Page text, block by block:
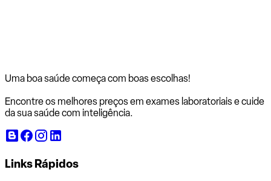
Uma boa saúde começa com boas escolhas!
Encontre os melhores preços em exames laboratoriais e cuide
da sua saúde com inteligência.
Links Rápidos